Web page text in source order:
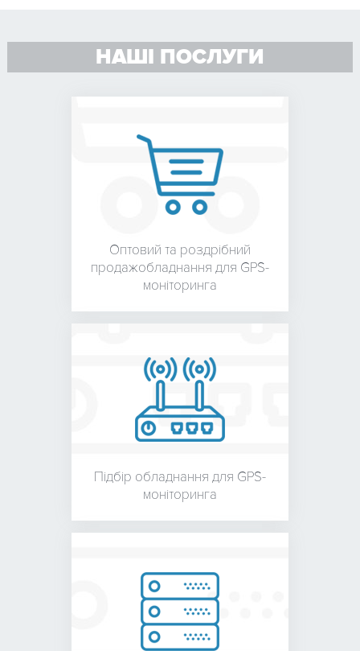
НАШІ ПОСЛУГИ
Оптовий та роздрібний
продажобладнання для GPS-
моніторинга
Підбір обладнання для GPS-
моніторинга